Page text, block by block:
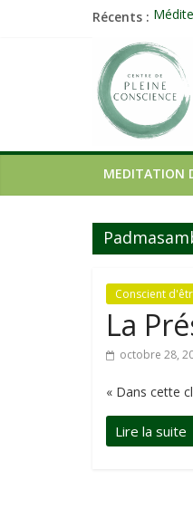
Récents :
Une
MEDITATION
Conscient
La
octobre 28,
« Dans cette